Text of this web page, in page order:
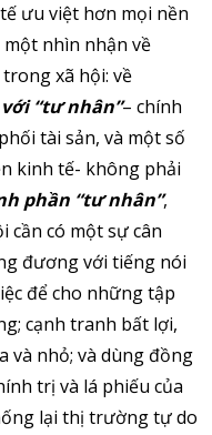
ưu việt hơn mọi nền
nhìn nhận về
xã hội: về
“tư nhân”– chính
tài sản, và một số
kinh tế- không phải
phần “tư nhân”,
cần có một sự cân
đương với tiếng nói
để cho những tập
cạnh tranh bất lợi,
và nhỏ; và dùng đồng
trị và lá phiếu của
lại thị trường tự do